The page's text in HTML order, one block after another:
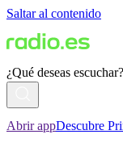
Saltar al contenido
¿Qué deseas escuchar?
Abrir appDescubre